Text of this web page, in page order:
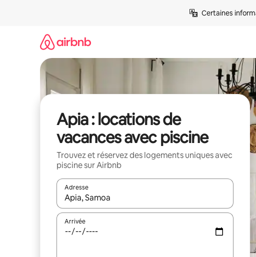
Certaines
Apia : locations de
vacances avec piscine
Trouvez et réservez des logements uniques avec
piscine sur Airbnb
Adresse
Lorsque les résultats s'affichent, utilisez les flèches vers le
Arrivée